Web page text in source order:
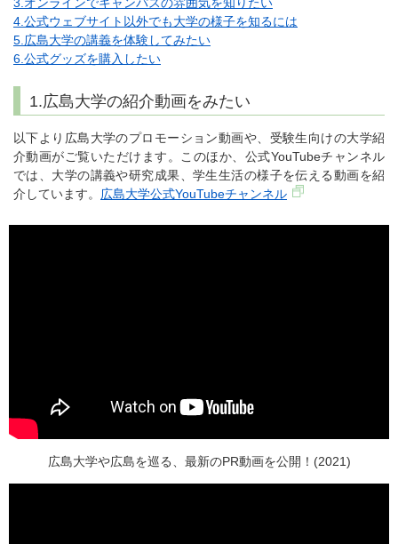
4.公式ウェブサイト以外でも大学の様子を知るには
5.広島大学の講義を体験してみたい
6.公式グッズを購入したい
1.広島大学の紹介動画をみたい
以下より広島大学のプロモーション動画や、受験生向けの大学紹
介動画がご覧いただけます。このほか、公式YouTubeチャンネル
では、大学の講義や研究成果、学生生活の様子を伝える動画を紹
介しています。 広島大学公式YouTubeチャンネル
広島大学や広島を巡る、最新のPR動画を公開！(2021)